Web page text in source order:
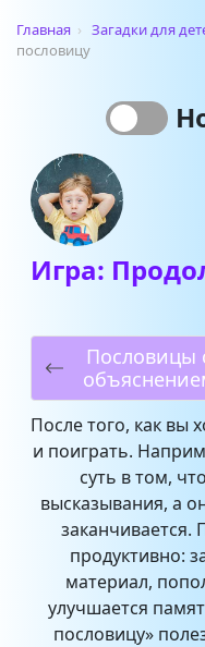
Главная › Загадки для
пословицу
Игра:
Пословицы
После того, как
и поиграть.
суть в том,
высказывания, а
заканчивается.
продуктивно:
материал,
улучшается
пословицу»